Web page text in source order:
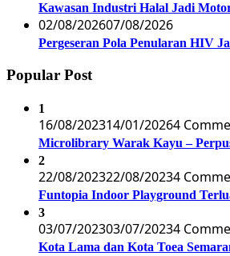
Kawasan Industri Halal Jadi
02/08/202607/08/2026
Pergeseran Pola Penularan HIV
Popular Post
1
16/08/202314/01/20264
Microlibrary Warak Kayu –
2
22/08/202322/08/20234
Funtopia Indoor Playground
3
03/07/202303/07/20234
Kota Lama dan Kota Toea